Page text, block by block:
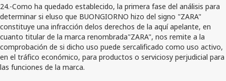
24.-Como ha quedado establecido, la primera fase del análisis para
determinar si eluso que BUONGIORNO hizo del signo "ZARA"
constituye una infracción delos derechos de la aquí apelante, en
cuanto titular de la marca renombrada"ZARA", nos remite a la
comprobación de si dicho uso puede sercalificado como uso activo,
en el tráfico económico, para productos o serviciosy perjudicial para
las funciones de la marca.